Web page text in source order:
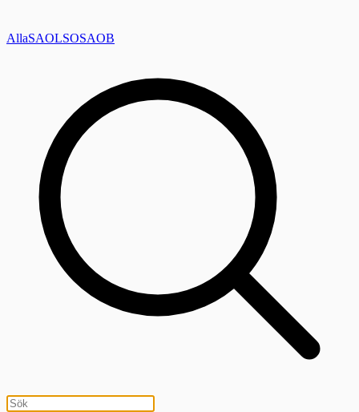
AllaSAOLSOSAOB